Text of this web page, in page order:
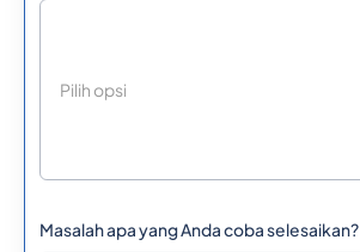
Masalah apa yang Anda coba selesaikan?